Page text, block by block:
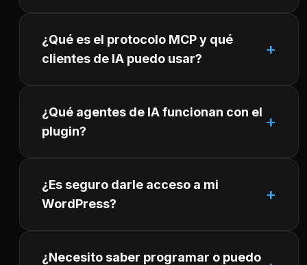
¿Qué es el protocolo MCP y qué
clientes de IA puedo usar?
¿Qué agentes de IA funcionan con el
plugin?
¿Es seguro darle acceso a mi
WordPress?
¿Necesito saber programar o puedo